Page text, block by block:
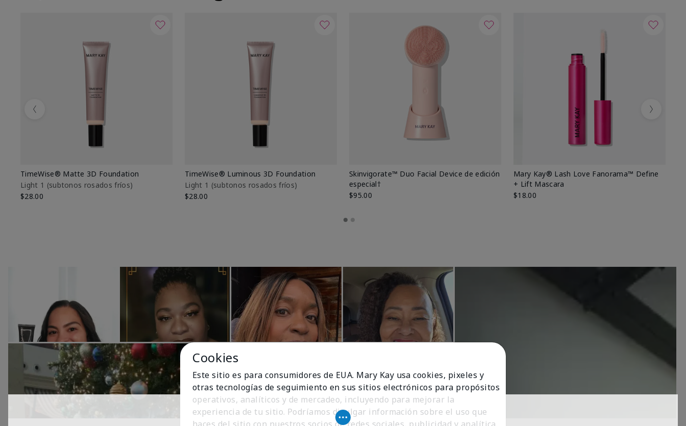
TimeWise® Matte 3D Foundation
Light 1​ (subtonos rosados fríos)
$28.00
TimeWise® Luminous 3D Foundation
Light 1​ (subtonos rosados fríos)
$28.00
Skinvigorate™ Duo Facial Device de edición
especial†
$95.00
Mary Kay® Lash Love Fanorama™ Define
+ Lift Mascara
$18.00
Previous Next
Cookies
Este sitio es para consumidores de EUA. Mary Kay usa cookies, pixeles y
otras tecnologías de seguimiento en sus sitios electrónicos para propósitos
operativos, analíticos y de mercadeo, incluyendo para mejorar la
experiencia de tu sitio. Podríamos divulgar información sobre el uso que